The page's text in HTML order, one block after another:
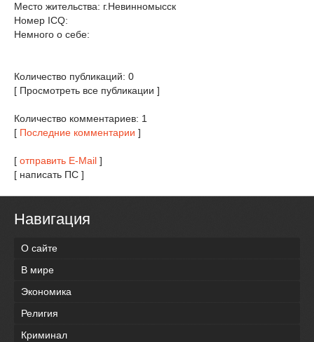
Место жительства: г.Невинномысск
Номер ICQ:
Немного о себе:
Количество публикаций: 0
[ Просмотреть все публикации ]
Количество комментариев: 1
[ Последние комментарии ]
[ отправить E-Mail ]
[ написать ПС ]
Навигация
О сайте
В мире
Экономика
Религия
Криминал